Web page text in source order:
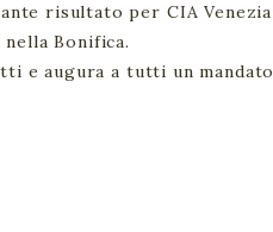
risultato per CIA
Bonifica.
e augura a tutti un